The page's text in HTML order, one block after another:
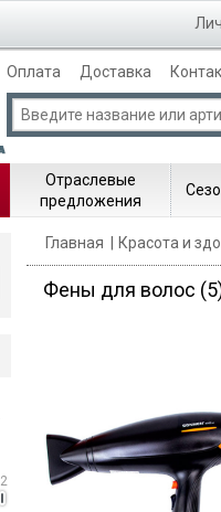
Оплата Доставка
Отраслевые
предложения
Главная Красота и
Фены для волос